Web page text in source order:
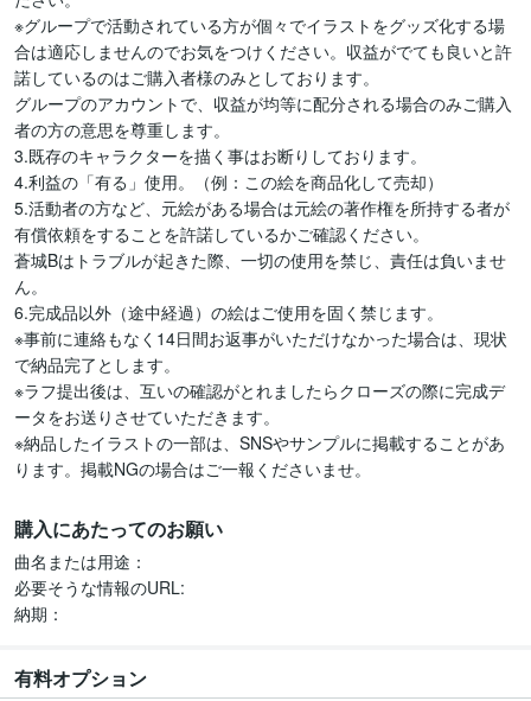
※グループで活動されている方が個々でイラストをグッズ化する場
合は適応しませんのでお気をつけください。収益がでても良いと許
諾しているのはご購入者様のみとしております。
グループのアカウントで、収益が均等に配分される場合のみご購入
者の方の意思を尊重します。
3.既存のキャラクターを描く事はお断りしております。
4.利益の「有る」使用。（例：この絵を商品化して売却）
5.活動者の方など、元絵がある場合は元絵の著作権を所持する者が
有償依頼をすることを許諾しているかご確認ください。
蒼城Bはトラブルが起きた際、一切の使用を禁じ、責任は負いませ
ん。
6.完成品以外（途中経過）の絵はご使用を固く禁じます。
※事前に連絡もなく14日間お返事がいただけなかった場合は、現状
で納品完了とします。
※ラフ提出後は、互いの確認がとれましたらクローズの際に完成デ
ータをお送りさせていただきます。
※納品したイラストの一部は、SNSやサンプルに掲載することがあ
ります。掲載NGの場合はご一報くださいませ。
購入にあたってのお願い
曲名または用途：
必要そうな情報のURL:
納期：
有料オプション